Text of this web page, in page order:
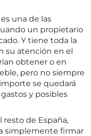
es una de las
un propietario
Y tiene toda la
su atención en el
obtener o en
pero no siempre
se quedará
y posibles
resto de España,
simplemente firmar